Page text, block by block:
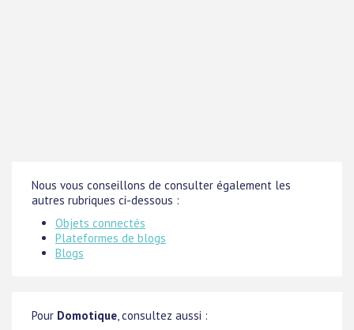
Nous vous conseillons de consulter également les
autres rubriques ci-dessous :
Objets connectés
Plateformes de blogs
Blogs
Pour Domotique, consultez aussi :